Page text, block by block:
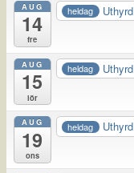
AUG
14
fre
heldag Uthyrd
AUG
15
lör
heldag Uthyrd
AUG
19
ons
heldag Uthyrd